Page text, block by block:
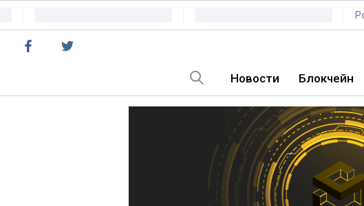
Новости Блокчейн